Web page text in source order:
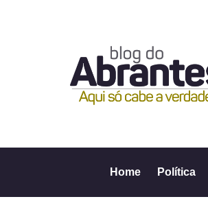
Home Política